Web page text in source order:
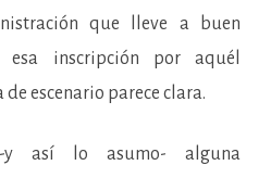
que lleve a buen
esa inscripción por aquél
escenario parece clara.
así lo asumo- alguna